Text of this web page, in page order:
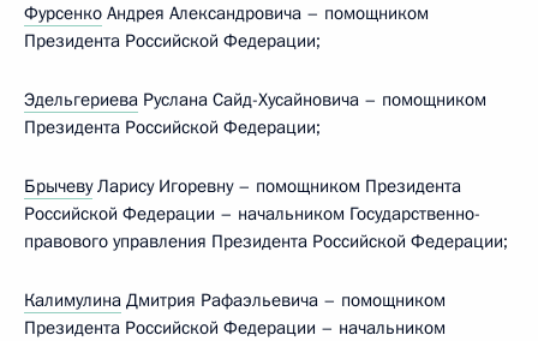
Фурсенко Андрея Александровича – помощником
Президента Российской Федерации;
Эдельгериева Руслана Сайд-Хусайновича – помощником
Президента Российской Федерации;
БрычевуЛарису Игоревну – помощником Президента
Российской Федерации – начальником Государственно-
правового управления Президента Российской Федерации;
Калимулина Дмитрия Рафаэльевича – помощником
Президента Российской Федерации – начальником